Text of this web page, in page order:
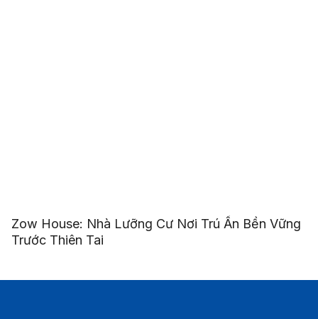
Zow House: Nhà Lưỡng Cư Nơi Trú Ẩn Bền Vững
Trước Thiên Tai